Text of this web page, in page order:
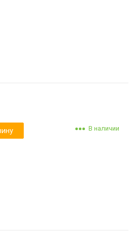
В наличии